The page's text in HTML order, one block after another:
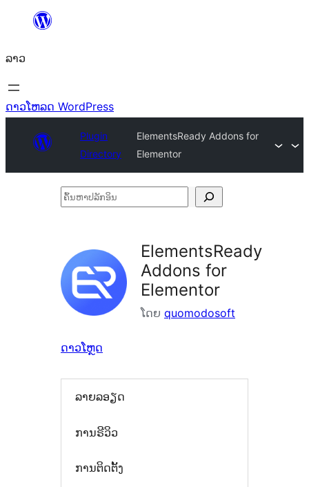
ທີ່
ເນື້ອຫາ
ລາວ
ດາວໂຫລດ WordPress
Plugin
Directory
ElementsReady Addons for
Elementor
ຄົ້ນ
ລັກ
ອິນ
ElementsReady
Addons for
Elementor
ໂດຍ quomodosoft
ດາວໂຫຼດ
ລາຍລອຽດ
ການຣີວິວ
ການຕິດຕັ້ງ